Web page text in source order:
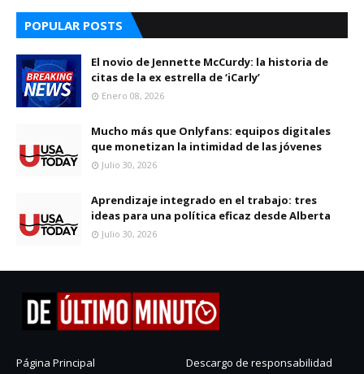
POPULAR POSTS
El novio de Jennette McCurdy: la historia de
citas de la ex estrella de ‘iCarly’
Enero 08, 2026
Mucho más que Onlyfans: equipos digitales
que monetizan la intimidad de las jóvenes
Julio 30, 2026
Aprendizaje integrado en el trabajo: tres
ideas para una política eficaz desde Alberta
Julio 30, 2026
Página Principal
Descargo de responsabilidad